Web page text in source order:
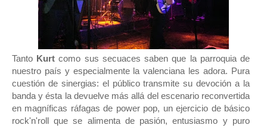
Tanto Kurt como sus secuaces saben que la parroquia de
nuestro país y especialmente la valenciana les adora. Pura
cuestión de sinergias: el público transmite su devoción a la
banda y ésta la devuelve más allá del escenario reconvertida
en magníficas ráfagas de power pop, un ejercicio de básico
rock'n'roll que se alimenta de pasión, entusiasmo y puro